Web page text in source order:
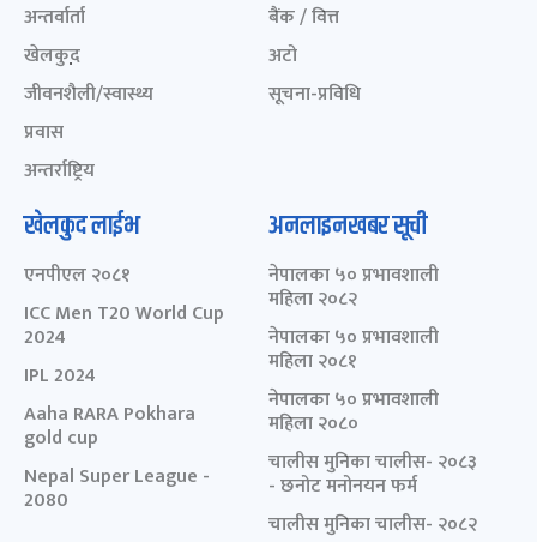
अन्तर्वार्ता
खेलकुद़़
जीवनशैली/स्वास्थ्य
प्रवास
अन्तर्राष्ट्रिय
बैंक / वित्त
अटो
सूचना-प्रविधि
खेलकुद लाईभ
एनपीएल २०८१
ICC Men T20 World Cup
2024
IPL 2024
Aaha RARA Pokhara
gold cup
Nepal Super League -
2080
अनलाइनखबर सूची
नेपालका ५० प्रभावशाली
महिला २०८२
नेपालका ५० प्रभावशाली
महिला २०८१
नेपालका ५० प्रभावशाली
महिला २०८०
चालीस मुनिका चालीस- २०८३
- छनोट मनोनयन फर्म
चालीस मुनिका चालीस- २०८२